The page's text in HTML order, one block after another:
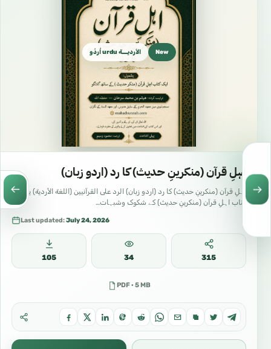
الأرديـــة urdu اُردُو New
اہلِ قرآن (منکرینِ حدیث) کا رد (اردو زبان)
اہلِ قرآن (منکرینِ حدیث) کا رد (اردو زبان) الرد على القرآنيين (اللغة الأردية) یہ
کتاب اہلِ قرآن (منکرینِ حدیث) کے شکوک وشبہات…
Last updated:July 24, 2026
105 34 315
PDF · 5 MB